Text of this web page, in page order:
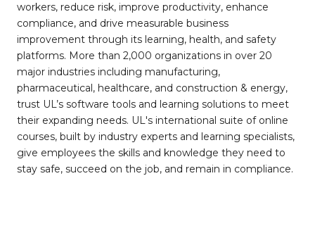
workers, reduce risk, improve productivity, enhance
compliance, and drive measurable business
improvement through its learning, health, and safety
platforms. More than 2,000 organizations in over 20
major industries including manufacturing,
pharmaceutical, healthcare, and construction & energy,
trust UL’s software tools and learning solutions to meet
their expanding needs. UL's international suite of online
courses, built by industry experts and learning specialists,
give employees the skills and knowledge they need to
stay safe, succeed on the job, and remain in compliance.